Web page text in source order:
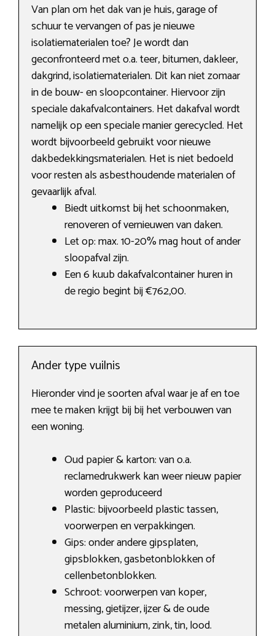
Van plan om het dak van je huis, garage of
schuur te vervangen of pas je nieuwe
isolatiematerialen toe? Je wordt dan
geconfronteerd met o.a. teer, bitumen, dakleer,
dakgrind, isolatiematerialen. Dit kan niet zomaar
in de bouw- en sloopcontainer. Hiervoor zijn
speciale dakafvalcontainers. Het dakafval wordt
namelijk op een speciale manier gerecycled. Het
wordt bijvoorbeeld gebruikt voor nieuwe
dakbedekkingsmaterialen. Het is niet bedoeld
voor resten als asbesthoudende materialen of
gevaarlijk afval.
Biedt uitkomst bij het schoonmaken,
renoveren of vernieuwen van daken.
Let op: max. 10-20% mag hout of ander
sloopafval zijn.
Een 6 kuub dakafvalcontainer huren in
de regio begint bij €762,00.
Ander type vuilnis
Hieronder vind je soorten afval waar je af en toe
mee te maken krijgt bij bij het verbouwen van
een woning.
Oud papier & karton: van o.a.
reclamedrukwerk kan weer nieuw papier
worden geproduceerd
Plastic: bijvoorbeeld plastic tassen,
voorwerpen en verpakkingen.
Gips: onder andere gipsplaten,
gipsblokken, gasbetonblokken of
cellenbetonblokken.
Schroot: voorwerpen van koper,
messing, gietijzer, ijzer & de oude
metalen aluminium, zink, tin, lood.